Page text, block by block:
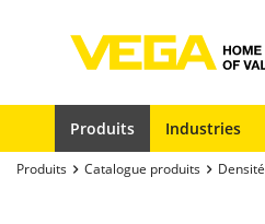
Produits Industries
Produits Catalogue produits Densité